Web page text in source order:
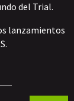
del Trial.
lanzamientos